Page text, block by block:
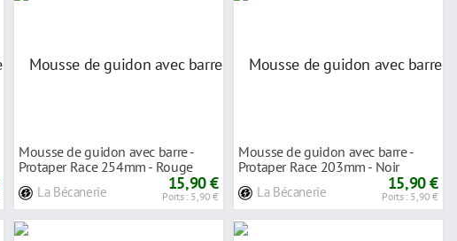
Mousse de guidon avec barre -
Protaper Race 254mm - Rouge
La Bécanerie 15,90 €
Ports : 5,90 €
Mousse de guidon avec barre -
Protaper Race 203mm - Noir
La Bécanerie 15,90 €
Ports : 5,90 €